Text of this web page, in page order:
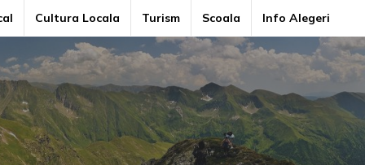
Cultura Locala Turism Scoala Info Alegeri